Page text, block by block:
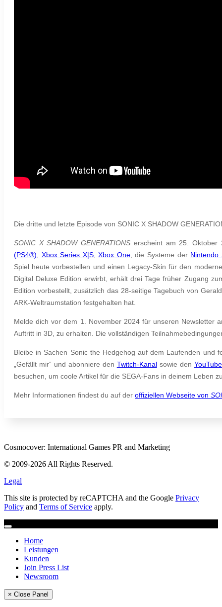
Die dritte und letzte Episode von SONIC X SHADOW
SONIC X SHADOW GENERATIONS erscheint am 25. Oktober
(PS4®)
Xbox Series X|S,Xbox One, die Systeme der
Spiel heute vorbestellen und einen Legacy-Skin für den
Digital Deluxe Edition erwirbt, erhält drei Tage früher Zugang
Edition vorbestellt, zusätzlich das 28-seitige Tagebuch von
ARK-Weltraumstation festgehalten hat.
Melde dich vor dem 1. November 2024 für unseren Newsletter
Auftritt in 3D, zu erhalten. Die vollständigen
Bleibe in Sachen Sonic the Hedgehog auf dem Laufenden und
„Gefällt mir“ und abonniere den Twitch-Kanalsowie den
besuchen, um coole Artikel für die SEGA-Fans in deinem Leben
Mehr Informationen findest du auf der offiziellen Webseite von
Cosmocover: International Games PR and Marketing
© 2009-2026 All Rights Reserved.
Legal
This site is protected by reCAPTCHA and the Google Privacy
Policy and Terms of Service apply.
Home
Leistungen
Kunden
Join Press List
Newsroom
× Close Panel